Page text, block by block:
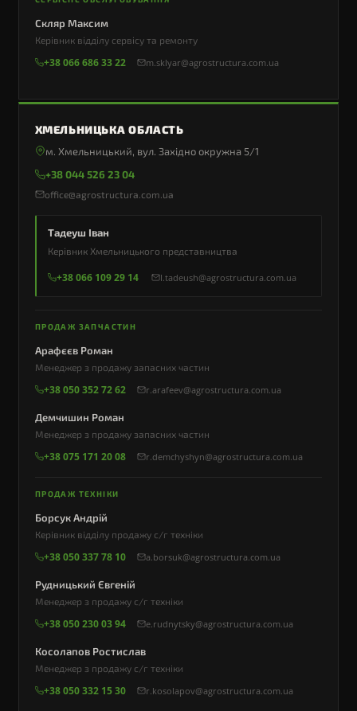
Скляр Максим
Керівник відділу сервісу та ремонту
+38 066 686 33 22 m.sklyar@agrostructura.com.ua
ХМЕЛЬНИЦЬКА ОБЛАСТЬ
м. Хмельницький, вул. Західно окружна 5/1
+38 044 526 23 04
office@agrostructura.com.ua
Тадеуш Іван
Керівник Хмельницького представництва
+38 066 109 29 14 I.tadeush@agrostructura.com.ua
ПРОДАЖ ЗАПЧАСТИН
Арафєєв Роман
Менеджер з продажу запасних частин
+38 050 352 72 62 r.arafeev@agrostructura.com.ua
Демчишин Роман
Менеджер з продажу запасних частин
+38 075 171 20 08 r.demchyshyn@agrostructura.com.ua
ПРОДАЖ ТЕХНІКИ
Борсук Андрій
Керівник відділу продажу с/г техніки
+38 050 337 78 10 a.borsuk@agrostructura.com.ua
Рудницький Євгеній
Менеджер з продажу с/г техніки
+38 050 230 03 94 e.rudnytsky@agrostructura.com.ua
Косолапов Ростислав
Менеджер з продажу с/г техніки
+38 050 332 15 30 r.kosolapov@agrostructura.com.ua